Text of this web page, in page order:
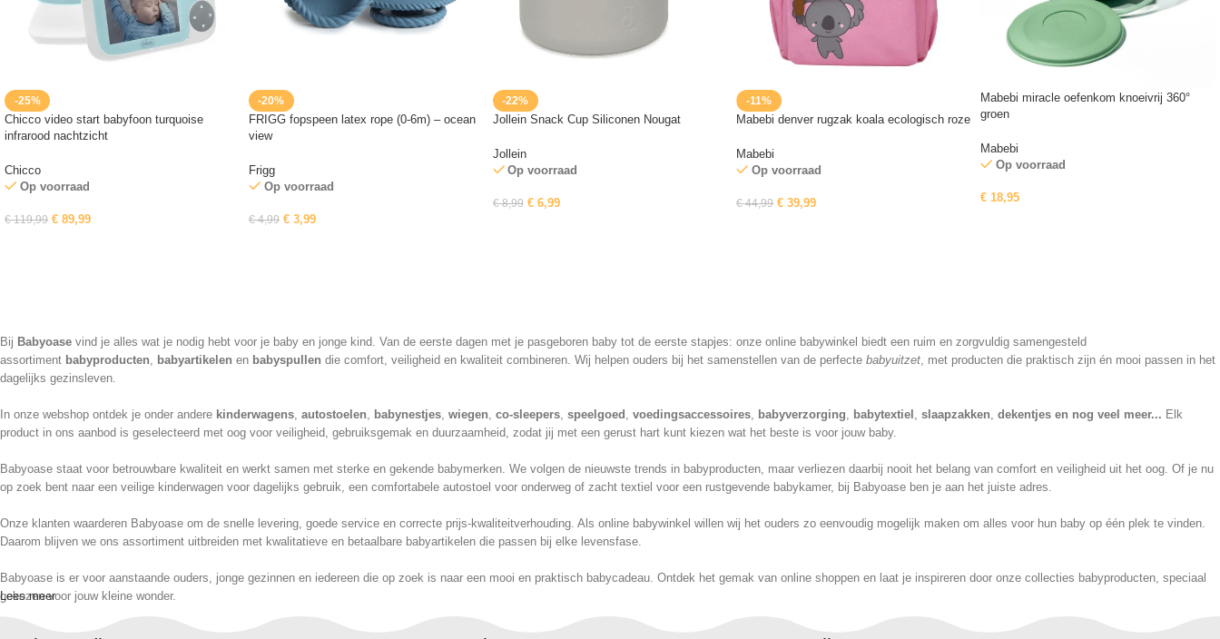
-25%
Chicco video start babyfoon turquoise
infrarood nachtzicht
Chicco
Op voorraad
€119,99 € 89,99
-20%
FRIGG fopspeen latex rope (0-6m) – ocean
view
Frigg
Op voorraad
€4,99 €3,99
-22%
Jollein Snack Cup Siliconen Nougat
Jollein
Op voorraad
€8,99 €6,99
-11%
Mabebi denver rugzak koala ecologisch roze
Mabebi
Op voorraad
€44,99 € 39,99
Mabebi miracle oefenkom knoeivrij 360°
groen
Mabebi
Op voorraad
€ 18,95
Bij Babyoase vind je alles wat je nodig hebt voor je baby en jonge kind. Van de eerste dagen met je pasgeboren baby tot de eerste stapjes: onze online babywinkel biedt een ruim en zorgvuldig samengesteld
assortiment babyproducten, babyartikelen en babyspullen die comfort, veiligheid en kwaliteit combineren. Wij helpen ouders bij het samenstellen van de perfecte babyuitzet, met producten die praktisch zijn én mooi passen in het
dagelijks gezinsleven.
In onze webshop ontdek je onder andere kinderwagens, autostoelen, babynestjes, wiegen, co-sleepers, speelgoed , voedingsaccessoires, babyverzorging, babytextiel , slaapzakken, dekentjes en nog veel meer... Elk
product in ons aanbod is geselecteerd met oog voor veiligheid, gebruiksgemak en duurzaamheid, zodat jij met een gerust hart kunt kiezen wat het beste is voor jouw baby.
Babyoase staat voor betrouwbare kwaliteit en werkt samen met sterke en gekende babymerken. We volgen de nieuwste trends in babyproducten, maar verliezen daarbij nooit het belang van comfort en veiligheid uit het oog. Of je nu
op zoek bent naar een veilige kinderwagen voor dagelijks gebruik, een comfortabele autostoel voor onderweg of zacht textiel voor een rustgevende babykamer, bij Babyoase ben je aan het juiste adres.
Onze klanten waarderen Babyoase om de snelle levering, goede service en correcte prijs-kwaliteitverhouding. Als online babywinkel willen wij het ouders zo eenvoudig mogelijk maken om alles voor hun baby op één plek te vinden.
Daarom blijven we ons assortiment uitbreiden met kwalitatieve en betaalbare babyartikelen die passen bij elke levensfase.
Babyoase is er voor aanstaande ouders, jonge gezinnen en iedereen die op zoek is naar een mooi en praktisch babycadeau. Ontdek het gemak van online shoppen en laat je inspireren door onze collecties babyproducten, speciaal
gekozen voor jouw kleine wonder.
Lees meer